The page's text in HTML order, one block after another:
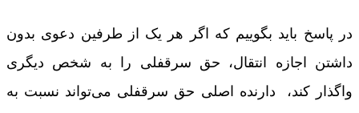
در پاسخ باید بگوییم که اگر هر یک از طرفین دعوی بدون
داشتن اجازه انتقال، حق سرقفلی را به شخص دیگری
واگذار کند، ‌ دارنده اصلی حق سرقفلی می‌تواند نسبت به